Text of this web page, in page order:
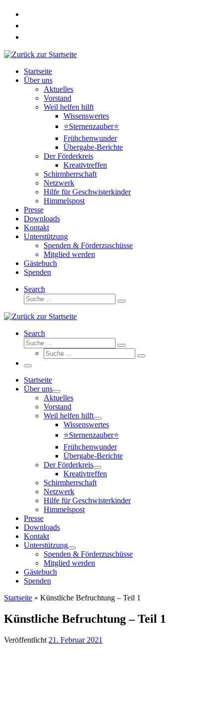
Zum
springen
Startseite
Über uns
Aktuelles
Vorstand
Weil helfen hilft
Wissenswertes
⭐Sternenzauber⭐
Frühchenwunder
Übergabe-Berichte
Der Förderkreis
Kreativtreffen
Schirmherrschaft
Netzwerk
Hilfe für Geschwisterkinder
Himmelspost
Presse
Downloads
Kontakt
Unterstützung
Spenden & Förderzuschüsse
Mitglied werden
Gästebuch
Spenden
Search
Suche
Suche
Search
Suche
Suche
Suche
Suche
Menü
Startseite
Über uns
Aktuelles
Vorstand
Weil helfen hilft
Wissenswertes
⭐Sternenzauber⭐
Frühchenwunder
Übergabe-Berichte
Der Förderkreis
Kreativtreffen
Schirmherrschaft
Netzwerk
Hilfe für Geschwisterkinder
Himmelspost
Presse
Downloads
Kontakt
Unterstützung
Spenden & Förderzuschüsse
Mitglied werden
Gästebuch
Spenden
Startseite » Künstliche Befruchtung – Teil 1
Künstliche Befruchtung – Teil 1
Veröffentlicht 21. Februar 2021